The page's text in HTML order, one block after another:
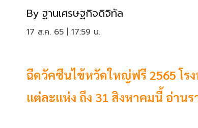
By ฐานเศรษฐกิจดิจิทัล
17 ส.ค. 65 | 17:59 น.
ฉีดวัคซีนไข้หวัดใหญ่ฟรี 2565 โร
แต่ละแห่ง ถึง 31 สิงหาคมนี้ อ่าน